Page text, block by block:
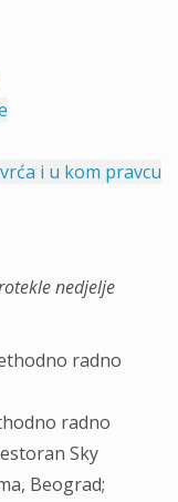
i u kom pravcu
nedjelje
radno
radno
Sky
Beograd;